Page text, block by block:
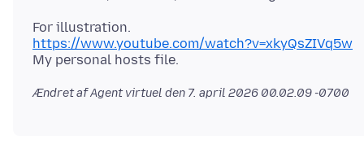
https://www.youtube.com/watch?v=xkyQsZIVq5w
Ændret af Agent virtuel den 7. april 2026 00.02.09 -0700